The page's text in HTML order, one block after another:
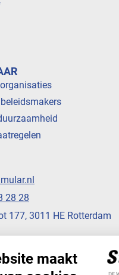
28 28
177, 3011 HE Rotterdam